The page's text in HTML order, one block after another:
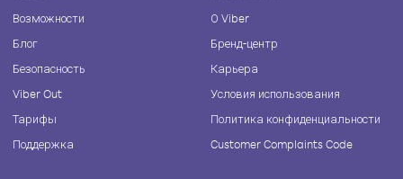
Возможности
Блог
Безопасность
Viber Out
Тарифы
Поддержка
О Viber
Бренд-центр
Карьера
Условия использования
Политика конфиденциальности
Customer Complaints Code